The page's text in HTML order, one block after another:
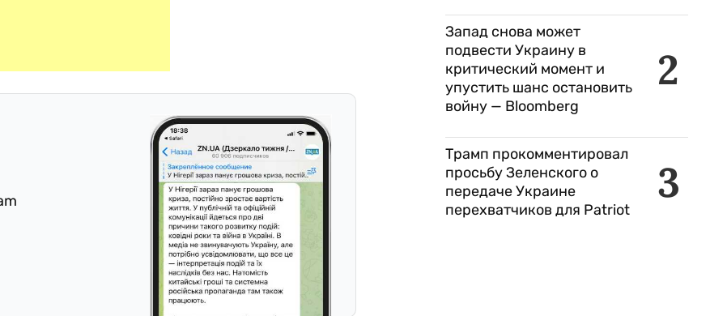
2
Запад снова может
подвести Украину в
критический момент и
упустить шанс остановить
войну — Bloomberg
3
Трамп прокомментировал
просьбу Зеленского о
передаче Украине
перехватчиков для Patriot